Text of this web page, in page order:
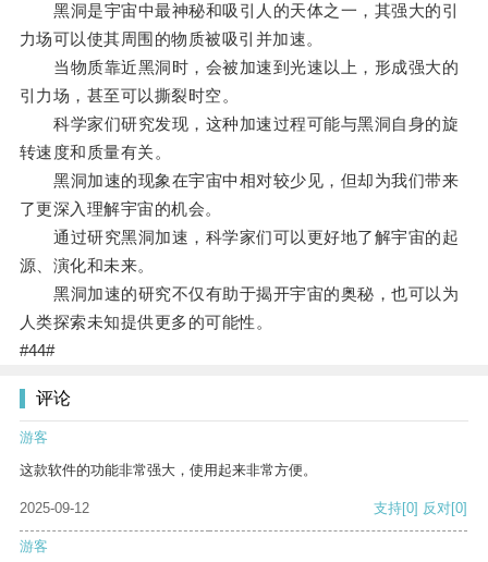
黑洞是宇宙中最神秘和吸引人的天体之一，其强大的引
力场可以使其周围的物质被吸引并加速。
当物质靠近黑洞时，会被加速到光速以上，形成强大的
引力场，甚至可以撕裂时空。
科学家们研究发现，这种加速过程可能与黑洞自身的旋
转速度和质量有关。
黑洞加速的现象在宇宙中相对较少见，但却为我们带来
了更深入理解宇宙的机会。
通过研究黑洞加速，科学家们可以更好地了解宇宙的起
源、演化和未来。
黑洞加速的研究不仅有助于揭开宇宙的奥秘，也可以为
人类探索未知提供更多的可能性。
#44#
评论
游客
这款软件的功能非常强大，使用起来非常方便。
2025-09-12 支持[0] 反对[0]
游客